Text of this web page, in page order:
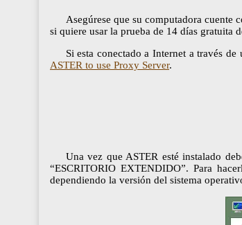
Asegúrese que su computadora
si quiere usar la prueba de 14 días gratuita
Si esta conectado a Internet a través
ASTER to use Proxy Server.
Una vez que ASTER esté instalado
“ESCRITORIO EXTENDIDO”. Para
dependiendo la versión del sistema